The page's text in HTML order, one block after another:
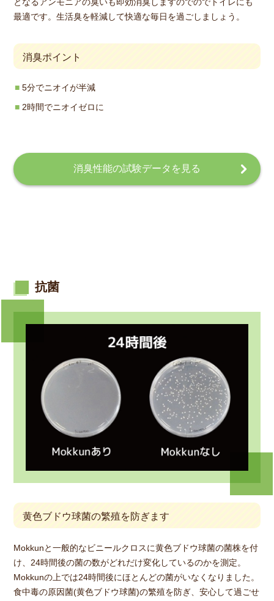
となるアンモニアの臭いも即効消臭しますのでのでトイレにも
最適です。生活臭を軽減して快適な毎日を過ごしましょう。
消臭ポイント
5分でニオイが半減
2時間でニオイゼロに
消臭性能の試験データを見る
抗菌
黄色ブドウ球菌の繁殖を防ぎます
Mokkunと一般的なビニールクロスに黄色ブドウ球菌の菌株を付
け、24時間後の菌の数がどれだけ変化しているのかを測定。
Mokkunの上では24時間後にほとんどの菌がいなくなりました。
食中毒の原因菌(黄色ブドウ球菌)の繁殖を防ぎ、安心して過ごせ